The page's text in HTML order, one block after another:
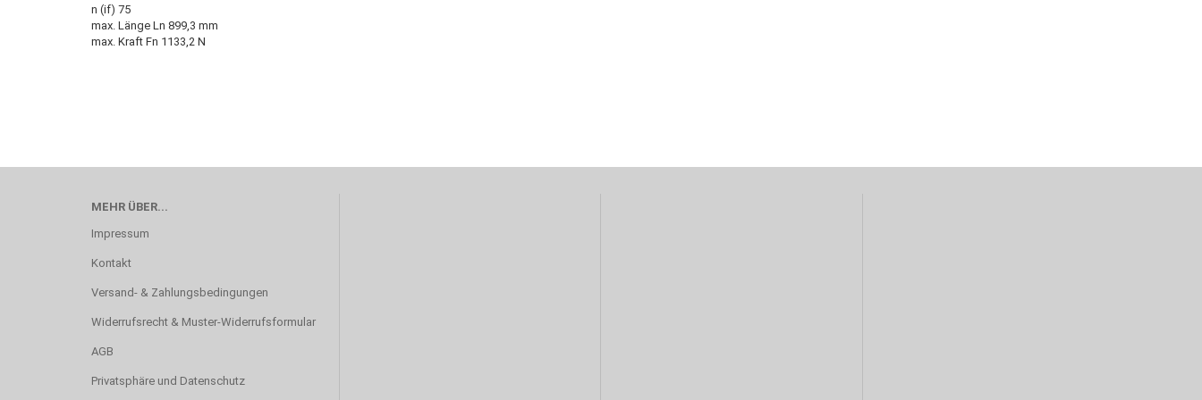
n (if) 75
max. Länge Ln 899,3 mm
max. Kraft Fn 1133,2 N
MEHR ÜBER...
Impressum
Kontakt
Versand- & Zahlungsbedingungen
Widerrufsrecht & Muster-Widerrufsformular
AGB
Privatsphäre und Datenschutz